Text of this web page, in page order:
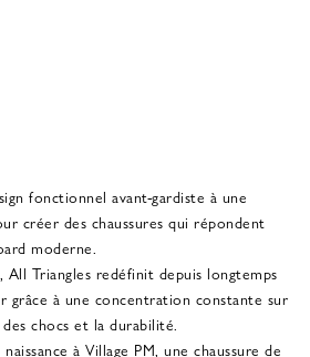
fonctionnel avant-gardiste à une
créer des chaussures qui répondent
moderne.
All Triangles redéfinit depuis longtemps
grâce à une concentration constante sur
chocs et la durabilité.
à Village PM, une chaussure de